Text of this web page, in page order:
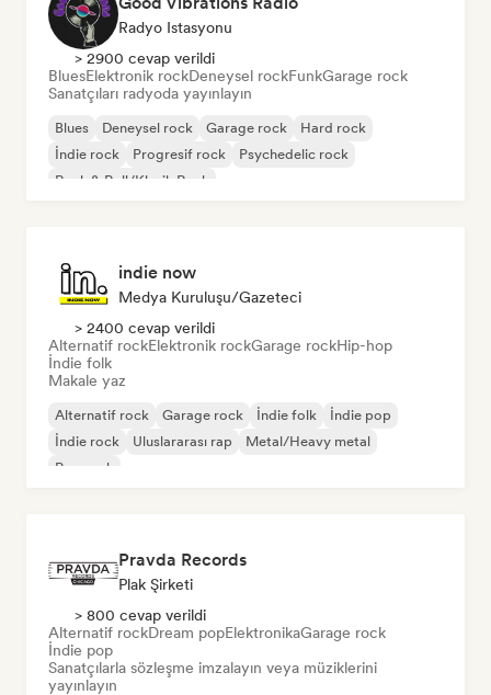
Radyo Istasyonu
> 2900 cevap verildi
BluesElektronik rockDeneysel rockFunkGarage rock
Sanatçıları radyoda yayınlayın
Blues Deneysel rock Garage rock
Hard rock
İndie rock
Progresif rock
Psychedelic rock
Rock & Roll/Klasik Rock
indie now
Medya Kuruluşu/Gazeteci
> 2400 cevap verildi
Alternatif rockElektronik rockGarage rockHip-hop
İndie folk
Makale yaz
Alternatif rock Garage rock İndie folk
İndie pop
İndie rock
Uluslararası rap
Metal/Heavy metal
Pop rock
Pravda Records
Plak Şirketi
> 800 cevap verildi
Alternatif rockDream popElektronikaGarage rock
İndie pop
Sanatçılarla sözleşme imzalayın veya müziklerini
yayınlayın